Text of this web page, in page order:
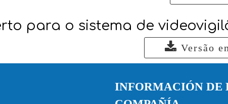
para o sistema de
Versão
INFORMACIÓN DE